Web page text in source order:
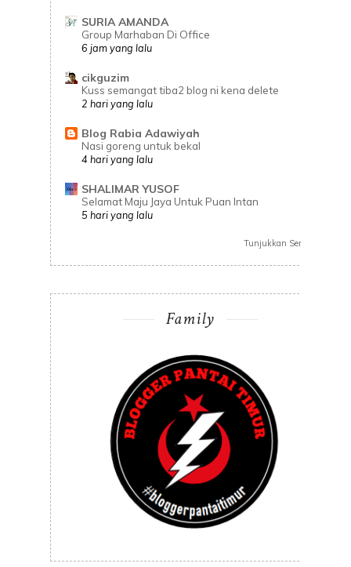
SURIA AMANDA
Group Marhaban Di Office
6 jam yang lalu
cikguzim
Kuss semangat tiba2 blog ni kena delete
2 hari yang lalu
Blog Rabia Adawiyah
Nasi goreng untuk bekal
4 hari yang lalu
SHALIMAR YUSOF
Selamat Maju Jaya Untuk Puan Intan
5 hari yang lalu
Tunjukkan Semua
Family